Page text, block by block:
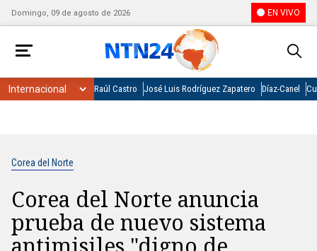
Domingo, 09 de agosto de 2026 EN VIVO
Raúl Castro José Luis Rodríguez Zapatero Díaz-Canel
Corea del Norte
Corea del Norte anuncia
prueba de nuevo sistema